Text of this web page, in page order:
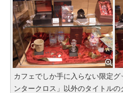
カフェでしか手に入らない限定
ンタークロス」以外のタイトル